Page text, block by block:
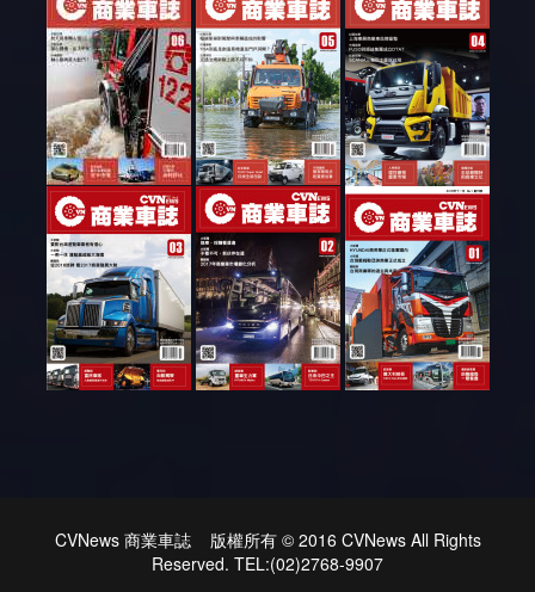
CVNews 商業車誌 版權所有 © 2016 CVNews All Rights
Reserved. TEL:(02)2768-9907